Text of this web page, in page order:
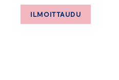
ILMOITTAUDU